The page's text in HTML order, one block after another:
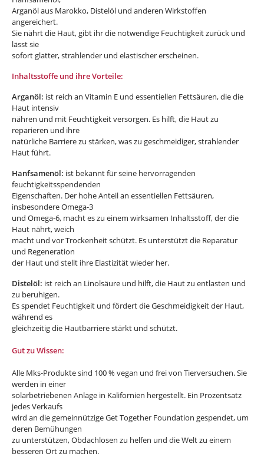
Arganöl aus Marokko, Distelöl und anderen Wirkstoffen
angereichert.
Sie nährt die Haut, gibt ihr die notwendige Feuchtigkeit zurück und
lässt sie
sofort glatter, strahlender und elastischer erscheinen.
Inhaltsstoffe und ihre Vorteile:
Arganöl: ist reich an Vitamin E und essentiellen Fettsäuren, die die
Haut intensiv
nähren und mit Feuchtigkeit versorgen. Es hilft, die Haut zu
reparieren und ihre
natürliche Barriere zu stärken, was zu geschmeidiger, strahlender
Haut führt.
Hanfsamenöl: ist bekannt für seine hervorragenden
feuchtigkeitsspendenden
Eigenschaften. Der hohe Anteil an essentiellen Fettsäuren,
insbesondere Omega-3
und Omega-6, macht es zu einem wirksamen Inhaltsstoff, der die
Haut nährt, weich
macht und vor Trockenheit schützt. Es unterstützt die Reparatur
und Regeneration
der Haut und stellt ihre Elastizität wieder her.
Distelöl: ist reich an Linolsäure und hilft, die Haut zu entlasten und
zu beruhigen.
Es spendet Feuchtigkeit und fördert die Geschmeidigkeit der Haut,
während es
gleichzeitig die Hautbarriere stärkt und schützt.
Gut zu Wissen:
Alle Mks-Produkte sind 100 % vegan und frei von Tierversuchen. Sie
werden in einer
solarbetriebenen Anlage in Kalifornien hergestellt. Ein Prozentsatz
jedes Verkaufs
wird an die gemeinnützige Get Together Foundation gespendet, um
deren Bemühungen
zu unterstützen, Obdachlosen zu helfen und die Welt zu einem
besseren Ort zu machen.